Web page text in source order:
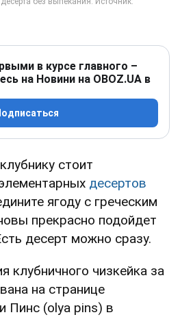
в курсе главного –
на Новини на OBOZ.UA в
стоит
десертов
ягоду с греческим
прекрасно подойдет
десерт можно сразу.
клубничного чизкейка за
на странице
Пинс (olya pins) в